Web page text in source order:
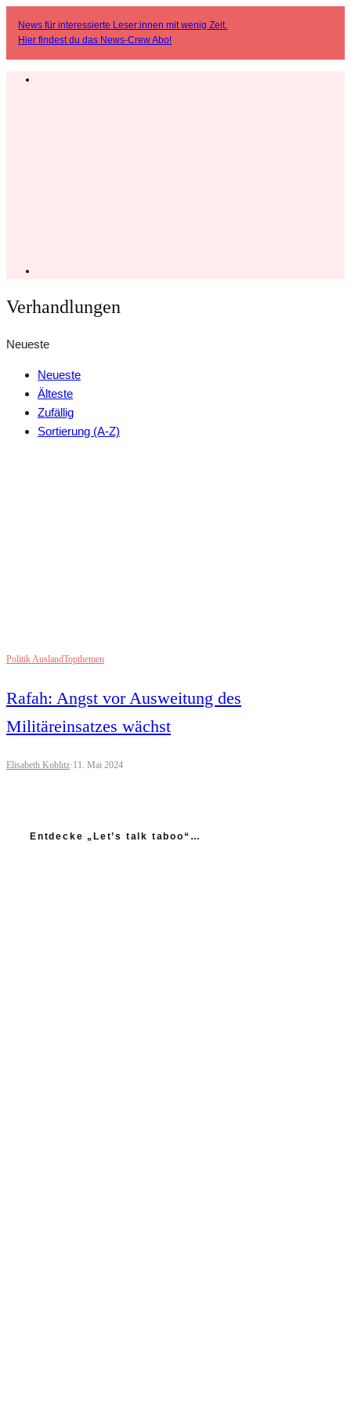
News für interessierte Leser:innen mit wenig Zeit.
Hier findest du das News-Crew Abo!
Verhandlungen
Neueste
Neueste
Älteste
Zufällig
Sortierung (A-Z)
Politik AuslandTopthemen
Rafah: Angst vor Ausweitung des
Militäreinsatzes wächst
Elisabeth Koblitz·11. Mai 2024
Entdecke „Let’s talk taboo“…